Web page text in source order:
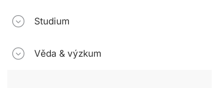
Studium
Věda & výzkum